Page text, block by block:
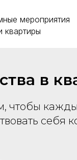
мероприятия
квартиры
в
чтобы
себя